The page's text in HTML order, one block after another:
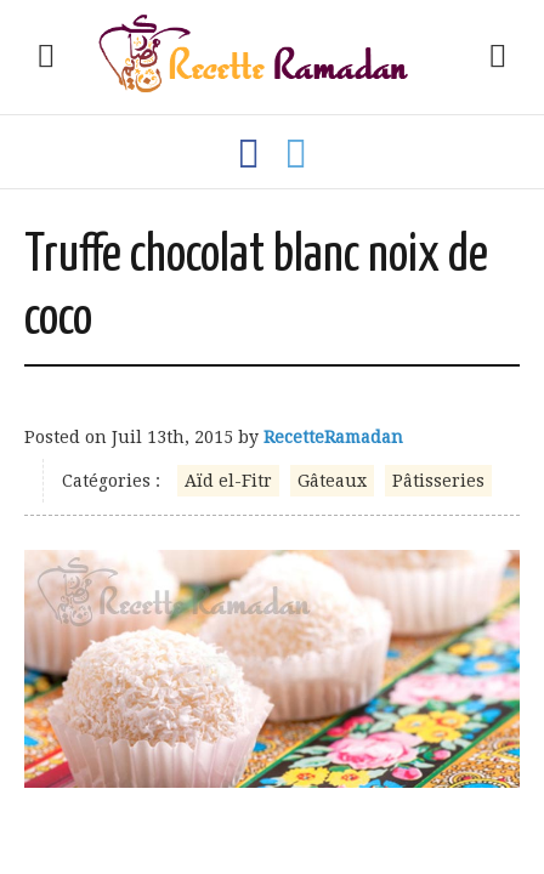
Truffe chocolat blanc noix de
coco
Posted on Juil 13th, 2015 by RecetteRamadan
Catégories : Aïd el-Fitr Gâteaux Pâtisseries